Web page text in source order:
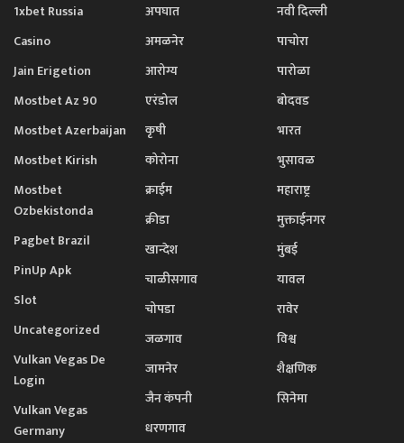
1xbet Russia
Casino
Jain Erigetion
Mostbet Az 90
Mostbet Azerbaijan
Mostbet Kirish
Mostbet
Ozbekistonda
Pagbet Brazil
PinUp Apk
Slot
Uncategorized
Vulkan Vegas De
Login
Vulkan Vegas
Germany
अपघात
अमळनेर
आरोग्य
एरंडोल
कृषी
कोरोना
क्राईम
क्रीडा
खान्देश
चाळीसगाव
चोपडा
जळगाव
जामनेर
जैन कंपनी
धरणगाव
नवी दिल्ली
पाचोरा
पारोळा
बोदवड
भारत
भुसावळ
महाराष्ट्र
मुक्ताईनगर
मुंबई
यावल
रावेर
विश्व
शैक्षणिक
सिनेमा